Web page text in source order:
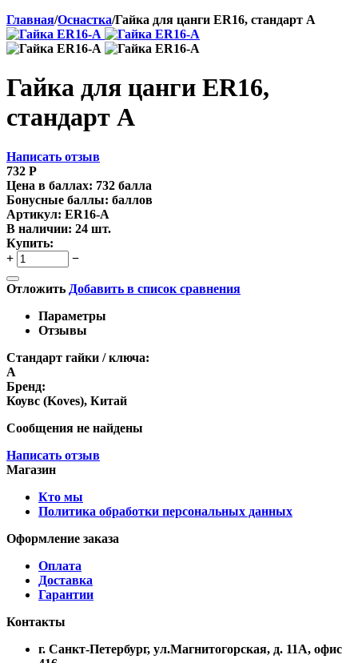
Главная/Оснастка/Гайка для цанги ER16, стандарт A
Гайка для цанги ER16,
стандарт A
Написать отзыв
732 Р
Цена в баллах: 732 балла
Бонусные баллы: баллов
Артикул: ER16-A
В наличии: 24 шт.
Купить:
+
−
Отложить Добавить в список сравнения
Параметры
Отзывы
Стандарт гайки / ключа:
A
Бренд:
Коувс (Koves), Китай
Сообщения не найдены
Написать отзыв
Магазин
Кто мы
Политика обработки персональных данных
Оформление заказа
Оплата
Доставка
Гарантии
Контакты
г. Санкт-Петербург, ул.Магнитогорская, д. 11А, офис